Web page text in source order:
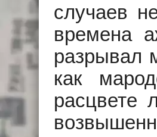
случаев
времена
разрывал
как
расцвете